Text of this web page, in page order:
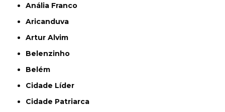
Anália Franco
Aricanduva
Artur Alvim
Belenzinho
Belém
Cidade Líder
Cidade Patriarca